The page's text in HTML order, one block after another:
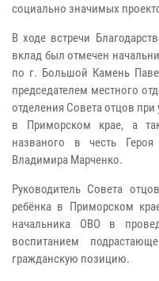
социально значимых
В ходе встречи
вклад был отмечен
по г. Большой Камень
председателем местного
отделения Совета отцов
в Приморском крае, а
названого в честь
Владимира Марченко.
Руководитель Совета
ребёнка в Приморском
начальника ОВО в
воспитанием
гражданскую позицию.